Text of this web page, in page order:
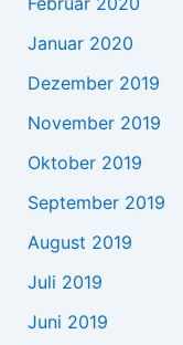
Januar 2020
Dezember 2019
November 2019
Oktober 2019
September 2019
August 2019
Juli 2019
Juni 2019